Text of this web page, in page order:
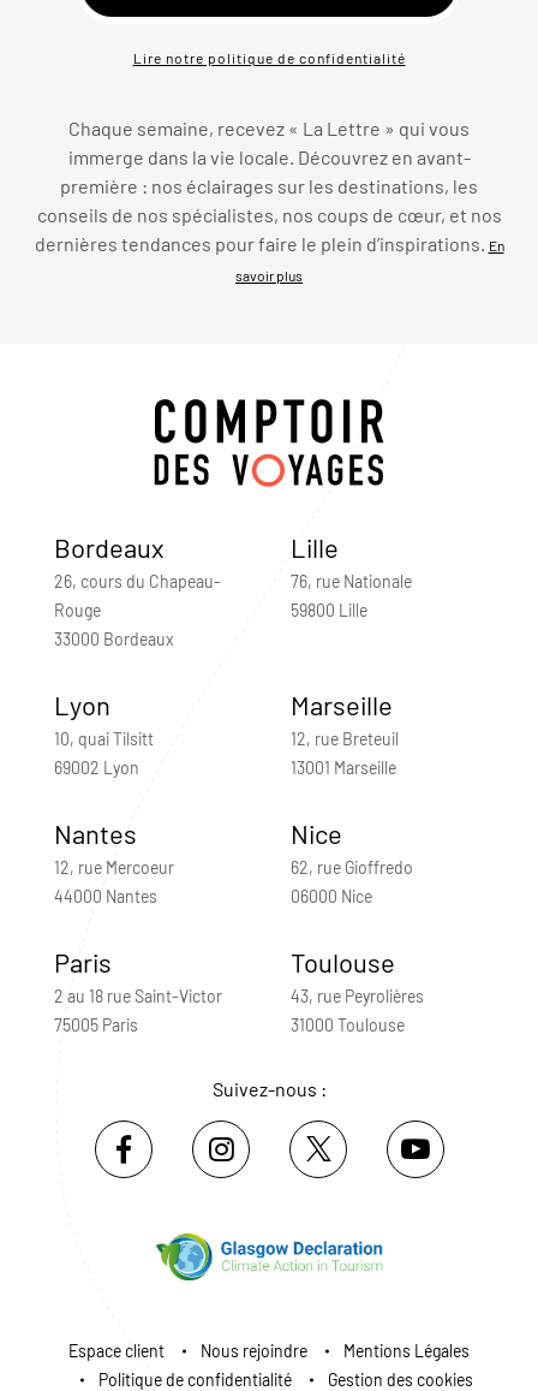
Lire notre politique de confidentialité
Chaque semaine, recevez « La Lettre » qui vous
immerge dans la vie locale. Découvrez en avant-
première : nos éclairages sur les destinations, les
conseils de nos spécialistes, nos coups de cœur, et nos
dernières tendances pour faire le plein d’inspirations. En
savoir plus
Bordeaux
26, cours du Chapeau-
Rouge
33000 Bordeaux
Lille
76, rue Nationale
59800 Lille
Lyon
10, quai Tilsitt
69002 Lyon
Marseille
12, rue Breteuil
13001 Marseille
Nantes
12, rue Mercoeur
44000 Nantes
Nice
62, rue Gioffredo
06000 Nice
Paris
2 au 18 rue Saint-Victor
75005 Paris
Toulouse
43, rue Peyrolières
31000 Toulouse
Suivez-nous :
Espace client Nous rejoindre
Mentions Légales
Politique de confidentialité
Gestion des cookies